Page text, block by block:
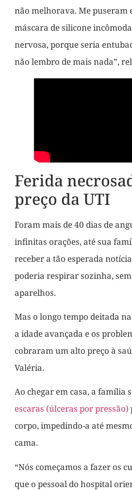
não melhorava. Me puseram
máscara de silicone
nervosa, porque seria
não lembro de mais nada”,
Ferida
preço da UTI
Foram mais de 40 dias de
infinitas orações, até sua
receber a tão esperada
poderia respirar sozinha,
aparelhos.
Mas o longo tempo deitada
a idade avançada e os
cobraram um alto preço à
Valéria.
Ao chegar em casa, a família
escaras (úlceras por pressão)
corpo, impedindo-a até
cama.
“Nós começamos a fazer os
que o pessoal do hospital